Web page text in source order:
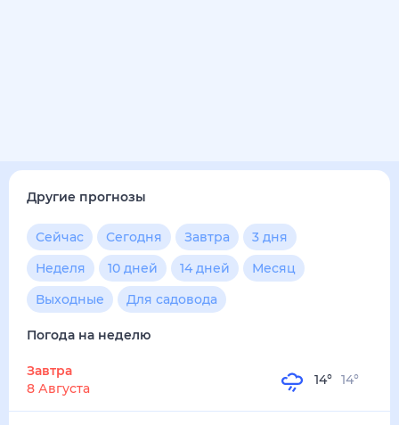
Другие прогнозы
Сейчас Сегодня Завтра
3 дня
Неделя
10 дней 14 дней
Месяц
Выходные
Для садовода
Погода на неделю
Завтра
8 Августа
14° 14°